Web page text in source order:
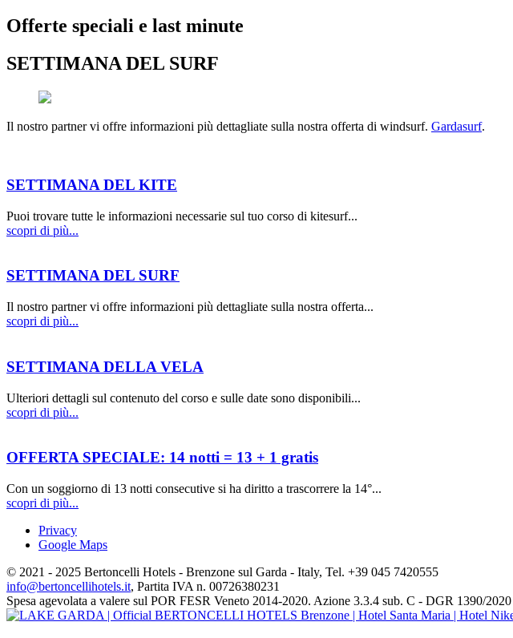
Offerte speciali e last minute
SETTIMANA DEL SURF
Il nostro partner vi offre informazioni più dettagliate sulla nostra offerta di windsurf. Gardasurf.
SETTIMANA DEL KITE
Puoi trovare tutte le informazioni necessarie sul tuo corso di kitesurf...
scopri di più...
SETTIMANA DEL SURF
Il nostro partner vi offre informazioni più dettagliate sulla nostra offerta...
scopri di più...
SETTIMANA DELLA VELA
Ulteriori dettagli sul contenuto del corso e sulle date sono disponibili...
scopri di più...
OFFERTA SPECIALE: 14 notti = 13 + 1 gratis
Con un soggiorno di 13 notti consecutive si ha diritto a trascorrere la 14°...
scopri di più...
Privacy
Google Maps
© 2021 - 2025 Bertoncelli Hotels - Brenzone sul Garda - Italy, Tel. +39 045 7420555
info@bertoncellihotels.it, Partita IVA n. 00726380231
Spesa agevolata a valere sul POR FESR Veneto 2014-2020. Azione 3.3.4 sub. C - DGR 1390/2020